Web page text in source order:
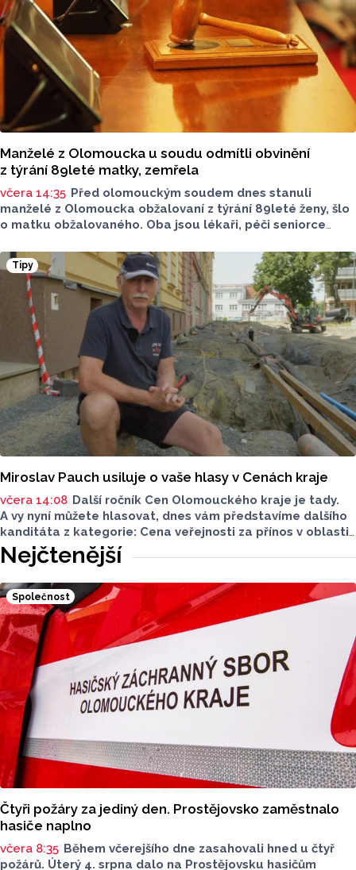
Manželé z Olomoucka u soudu odmítli obvinění
z týrání 89leté matky, zemřela
včera 14:35 Před olomouckým soudem dnes stanuli
manželé z Olomoucka obžalovaní z týrání 89leté ženy, šlo
o matku obžalovaného. Oba jsou lékaři, péči seniorce
se na společné parcele. Žena zemřela na otok mozku
způsobený proleženinami čtvrtého stupně. Po smrti znalci
zjistili, že měla zlomená žebra, obratle i nos. Lékaři
se bránili tím, že zlomeniny mohly vzniknout při resuscitaci
po mrtvici nebo sesunutím z postele. Oba vinu popřeli.
Tipy
Miroslav Pauch usiluje o vaše hlasy v Cenách kraje
včera 14:08 Další ročník Cen Olomouckého kraje je tady.
A vy nyní můžete hlasovat, dnes vám představíme dalšího
kanditáta z kategorie: Cena veřejnosti za přínos v oblasti
životního prostředí. Toto je Miroslav Pauch, nominován
v kategorii: Dlouhodobý přínos v oblasti životního
prostředí.
Nejčtenější
Společnost
Čtyři požáry za jediný den. Prostějovsko zaměstnalo
hasiče naplno
včera 8:35 Během včerejšího dne zasahovali hned u čtyř
požárů. Úterý 4. srpna dalo na Prostějovsku hasičům